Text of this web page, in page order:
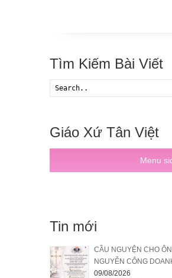
Tìm Kiếm Bài Viết
Giáo Xứ Tân Việt
Menu
Tin mới
CẦU NGUYỆN CHO
NGUYỄN CÔNG
09/08/2026